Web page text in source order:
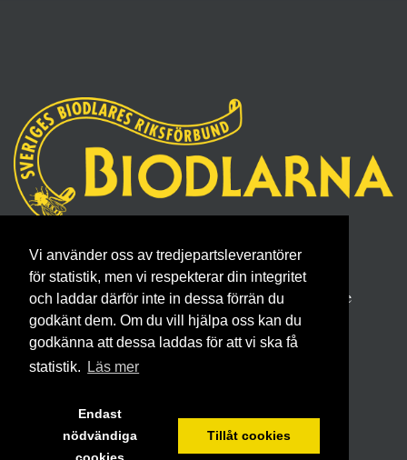
Vi använder oss av tredjepartsleverantörer
för statistik, men vi respekterar din integritet
och laddar därför inte in dessa förrän du
godkänt dem. Om du vill hjälpa oss kan du
godkänna att dessa laddas för att vi ska få
statistik.
Läs mer
Endast
nödvändiga
Tillåt cookies
Sveriges Biodlares Riksförbund
Borgmästaregatan 26, 596 34 Skänninge
Telefon 0142- 48 20 00, E-post: info@biodlarna.se
Köpvillkor för medlemskap